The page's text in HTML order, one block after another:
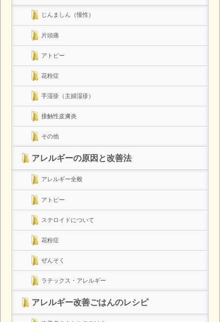
じんましん（慢性）
片頭痛
アトピー
花粉症
手湿疹（主婦湿疹）
接触性皮膚炎
その他
アレルギーの原因と改善法
アレルギー全般
アトピー
ステロイドについて
花粉症
ぜんそく
ラテックス・アレルギー
アレルギー改善ごはんのレシピ